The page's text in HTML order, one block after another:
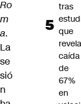
Ro
m
a.
La
se
sió
n
tras
que
revela
caída
de
67%
en